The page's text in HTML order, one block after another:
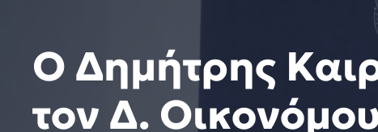
Ο Δημήτρης
τον Δ.